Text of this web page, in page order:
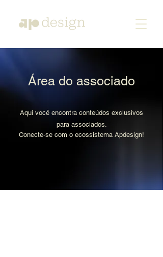
Área do associado
Aqui você encontra conteúdos exclusivos
para associados.
Conecte-se com o ecossistema Apdesign!